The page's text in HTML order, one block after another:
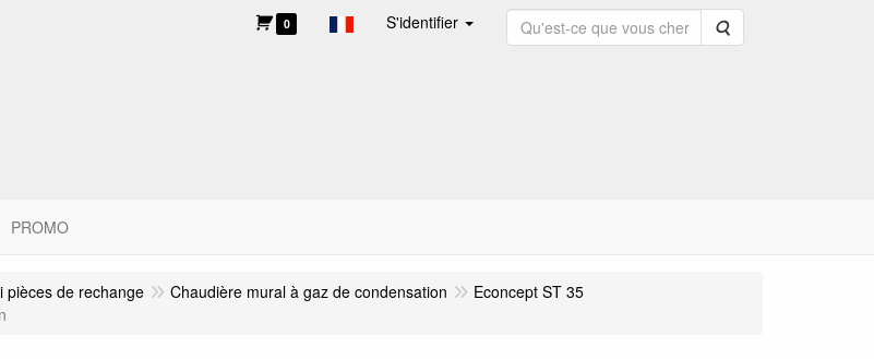
0 S'identifier Rechercher
PROMO
pièces de rechange Chaudière mural à gaz de condensation
Econcept ST 35